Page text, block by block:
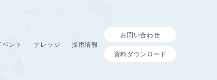
ベント ナレッジ 採用情報
お問い合わせ
資料ダウンロード